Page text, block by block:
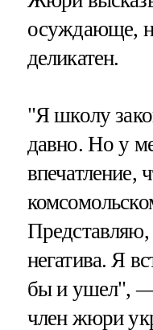
осуждающе,
деликатен.
"Я школу
давно. Но у
впечатление,
Представляю,
негатива. Я
бы и ушел", —
член жюри